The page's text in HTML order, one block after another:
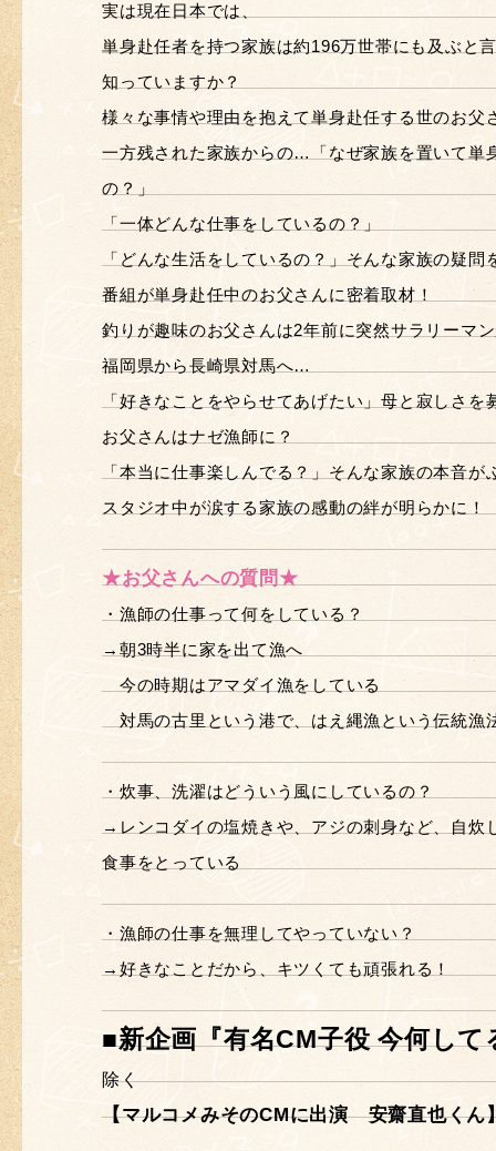
実は現在日本では、
単身赴任者を持つ家族は約196万世帯にも及ぶと
知っていますか？
様々な事情や理由を抱えて単身赴任する世のお父
一方残された家族からの…「なぜ家族を置いて単
の？」
「一体どんな仕事をしているの？」
「どんな生活をしているの？」そんな家族の疑問
番組が単身赴任中のお父さんに密着取材！
釣りが趣味のお父さんは2年前に突然サラリーマ
福岡県から長崎県対馬へ…
「好きなことをやらせてあげたい」母と寂しさ
お父さんはナゼ漁師に？
「本当に仕事楽しんでる？」そんな家族の本音が
スタジオ中が涙する家族の感動の絆が明らかに！
★お父さんへの質問★
・漁師の仕事って何をしている？
→朝3時半に家を出て漁へ
今の時期はアマダイ漁をしている
対馬の古里という港で、はえ縄漁という伝統漁
・炊事、洗濯はどういう風にしているの？
→レンコダイの塩焼きや、アジの刺身など、自炊
食事をとっている
・漁師の仕事を無理してやっていない？
→好きなことだから、キツくても頑張れる！
■新企画『有名CM子役 今何して
除く
【マルコメみそのCMに出演 安齋直也くん